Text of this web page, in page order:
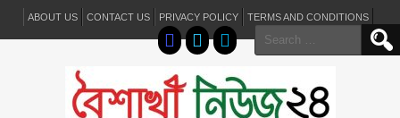
ABOUT US CONTACT US PRIVACY POLICY TERMS AND CONDITIONS
Search
for: